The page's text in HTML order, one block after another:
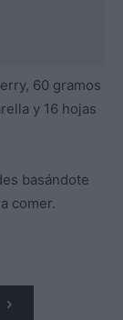
60 gramos
y 16 hojas
basándote
comer.